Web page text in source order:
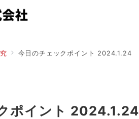
今日のチェックポイント 2024.1.24
ポイント 2024.1.24